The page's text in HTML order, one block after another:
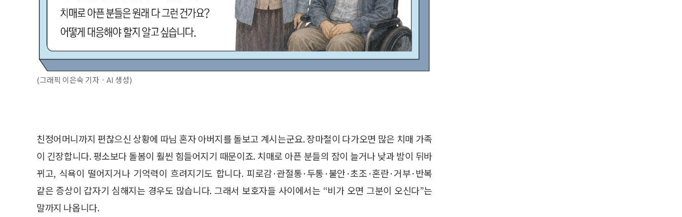
(그래픽 이은숙 기자ㆍAI 생성)
친정어머니까지 편찮으신 상황에 따님 혼자 아버지를 돌보고 계시는군요. 장마철이 다가오면 많은 치매 가족
이 긴장합니다. 평소보다 돌봄이 훨씬 힘들어지기 때문이죠. 치매로 아픈 분들의 잠이 늘거나 낮과 밤이 뒤바
뀌고, 식욕이 떨어지거나 기억력이 흐려지기도 합니다. 피로감·관절통·두통·불안·초조·혼란·거부·반복
같은 증상이 갑자기 심해지는 경우도 많습니다. 그래서 보호자들 사이에서는 “비가 오면 그분이 오신다”는
말까지 나옵니다.